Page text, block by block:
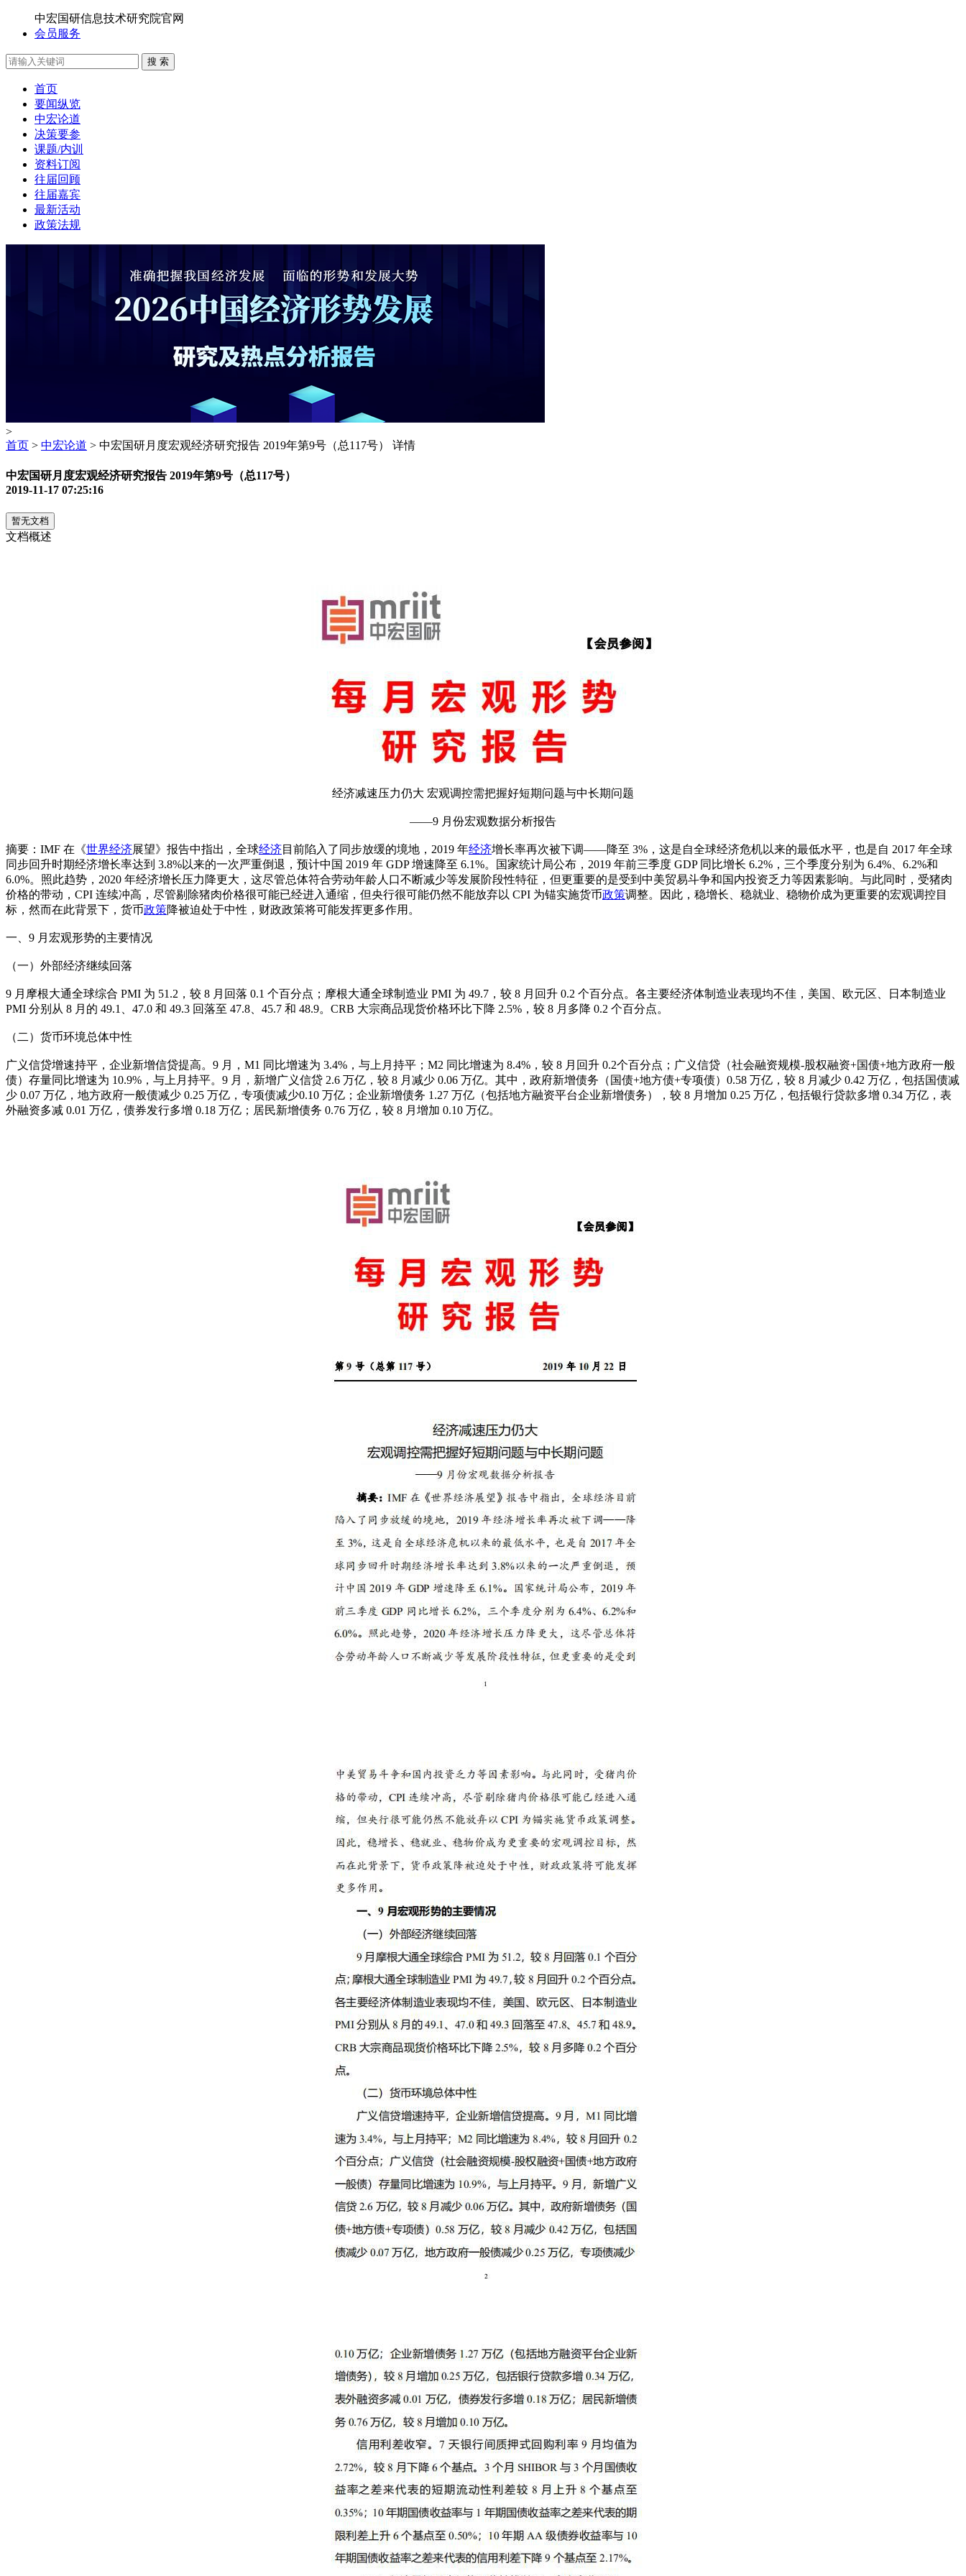
中宏国研信息技术研究院官网
会员服务
搜 索
首页
要闻纵览
中宏论道
决策要参
课题/内训
资料订阅
往届回顾
往届嘉宾
最新活动
政策法规
>
首页 > 中宏论道 > 中宏国研月度宏观经济研究报告 2019年第9号（总117号） 详情
中宏国研月度宏观经济研究报告 2019年第9号（总117号）
2019-11-17 07:25:16
暂无文档
文档概述
经济减速压力仍大 宏观调控需把握好短期问题与中长期问题
——9 月份宏观数据分析报告
摘要：IMF 在《世界经济展望》报告中指出，全球经济目前陷入了同步放缓的境地，2019 年经济增长率再次被下调——降至 3%，这是自全球经济危机以来的最低水平，也是自 2017 年全球
同步回升时期经济增长率达到 3.8%以来的一次严重倒退，预计中国 2019 年 GDP 增速降至 6.1%。国家统计局公布，2019 年前三季度 GDP 同比增长 6.2%，三个季度分别为 6.4%、6.2%和
6.0%。照此趋势，2020 年经济增长压力降更大，这尽管总体符合劳动年龄人口不断减少等发展阶段性特征，但更重要的是受到中美贸易斗争和国内投资乏力等因素影响。与此同时，受猪肉
价格的带动，CPI 连续冲高，尽管剔除猪肉价格很可能已经进入通缩，但央行很可能仍然不能放弃以 CPI 为锚实施货币政策调整。因此，稳增长、稳就业、稳物价成为更重要的宏观调控目
标，然而在此背景下，货币政策降被迫处于中性，财政政策将可能发挥更多作用。
一、9 月宏观形势的主要情况
（一）外部经济继续回落
9 月摩根大通全球综合 PMI 为 51.2，较 8 月回落 0.1 个百分点；摩根大通全球制造业 PMI 为 49.7，较 8 月回升 0.2 个百分点。各主要经济体制造业表现均不佳，美国、欧元区、日本制造业
PMI 分别从 8 月的 49.1、47.0 和 49.3 回落至 47.8、45.7 和 48.9。CRB 大宗商品现货价格环比下降 2.5%，较 8 月多降 0.2 个百分点。
（二）货币环境总体中性
广义信贷增速持平，企业新增信贷提高。9 月，M1 同比增速为 3.4%，与上月持平；M2 同比增速为 8.4%，较 8 月回升 0.2个百分点；广义信贷（社会融资规模-股权融资+国债+地方政府一般
债）存量同比增速为 10.9%，与上月持平。9 月，新增广义信贷 2.6 万亿，较 8 月减少 0.06 万亿。其中，政府新增债务（国债+地方债+专项债）0.58 万亿，较 8 月减少 0.42 万亿，包括国债减
少 0.07 万亿，地方政府一般债减少 0.25 万亿，专项债减少0.10 万亿；企业新增债务 1.27 万亿（包括地方融资平台企业新增债务），较 8 月增加 0.25 万亿，包括银行贷款多增 0.34 万亿，表
外融资多减 0.01 万亿，债券发行多增 0.18 万亿；居民新增债务 0.76 万亿，较 8 月增加 0.10 万亿。